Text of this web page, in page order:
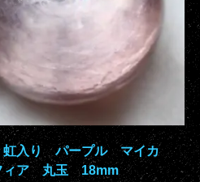
虹入り パープル マイカ
ィア 丸玉 18mm